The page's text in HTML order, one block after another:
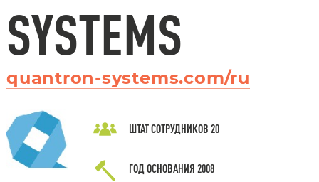
SYSTEMS
quantron-systems.com/ru
ШТАТ СОТРУДНИКОВ 20
ГОД ОСНОВАНИЯ 2008